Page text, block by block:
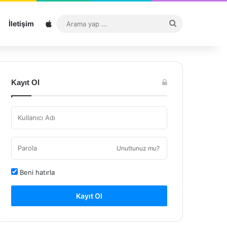
İletişim Sitemap
...
Kayıt Ol
Unuttunuz mu?
Beni hatırla
Kayıt Ol